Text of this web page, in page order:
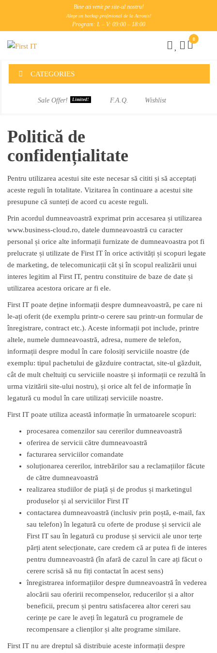
content
Bine ați venit pe site-ul nostru!
Alege un backup profesional de la Acronis!
Program: L – V: 09:00 – 18:00
IT
0
CATEGORIES
Sale Offer! Limited! F.A.Q. Wishlist
Politică de
confidențialitate
Pentru utilizarea acestui site este necesar să cititi și să acceptați
aceste reguli în totalitate. Vizitarea în continuare a acestui site
presupune că sunteți de acord cu aceste reguli.
Prin acordul dumneavoastră exprimat prin accesarea și utilizarea
www.business-cloud.ro, datele dumneavoastră cu caracter
personal și orice alte informații furnizate de dumneavoastra pot fi
prelucrate și utilizate de First IT în orice activități și scopuri legate
de marketing, de telecomunicații căt și în scopul realizării unui
interes legitim al First IT, pentru constituire de baze de date și
utilizarea acestora oricare ar fi ele.
First IT poate deține informații despre dumneavoastră, pe care ni
le-ați oferit (de exemplu printr-o cerere sau printr-un formular de
înregistrare, contract etc.). Aceste informații pot include, printre
altele, numele dumneavoastră, adresa, numere de telefon,
informații despre modul în care folosiți serviciile noastre (de
exemplu: tipul pachetului de găzduire contractat, site-ul găzduit,
cât de mult cheltuiți cu serviciile noastre și informații ce rezultă în
urma vizitării site-ului nostru), și orice alt fel de informație în
legatură cu modul în care utilizați serviciile noastre.
First IT poate utiliza această informație în urmatoarele scopuri:
procesarea comenzilor sau cererilor dumneavoastră
oferirea de servicii către dumneavoastră
facturarea serviciilor comandate
soluționarea cererilor, intrebărilor sau a reclamațiilor făcute
de către dumneavoastră
realizarea studiilor de piață și de produs și marketingul
produselor și al serviciilor First IT
contactarea dumneavoastră (inclusiv prin poștă, e-mail, fax
sau telefon) în legatură cu oferte de produse și servicii ale
First IT sau în legatură cu produse și servicii ale unor terțe
părți atent selecționate, care credem că ar putea fi de interes
pentru dumneavoastră (în afară de cazul în care ați făcut o
cerere scrisă să nu fiți contactat în acest sens)
înregistrarea informațiilor despre dumneavoastră în vederea
alocării sau oferirii recompenselor, reducerilor și a altor
beneficii, precum și pentru satisfacerea altor cereri sau
cerințe pe care le aveți în legatură cu programele de
recompensare a clienților și alte programe similare.
First IT nu are dreptul să distribuie aceste informații despre